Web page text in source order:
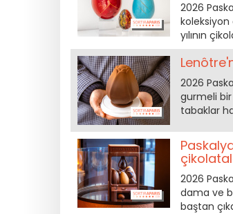
2026
koleksiyon
yılının
2026
gurmeli
tabaklar
2026
dama ve
baştan